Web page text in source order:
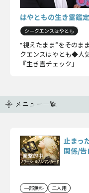
はやともの生き霊鑑定
シークエンスはやとも
“視えたまま”をそのま
クエンスはやとも◆人
『生き霊チェック』
メニュー一覧
止まっ
関係/
一部無料 二人用